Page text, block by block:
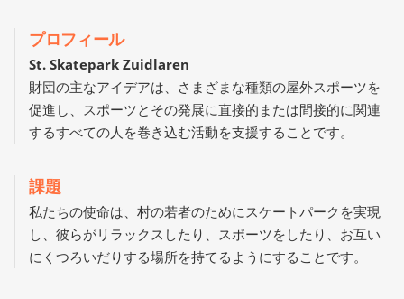
プロフィール
St. Skatepark Zuidlaren
財団の主なアイデアは、さまざまな種類の屋外スポーツを
促進し、スポーツとその発展に直接的または間接的に関連
するすべての人を巻き込む活動を支援することです。
課題
私たちの使命は、村の若者のためにスケートパークを実現
し、彼らがリラックスしたり、スポーツをしたり、お互い
にくつろいだりする場所を持てるようにすることです。